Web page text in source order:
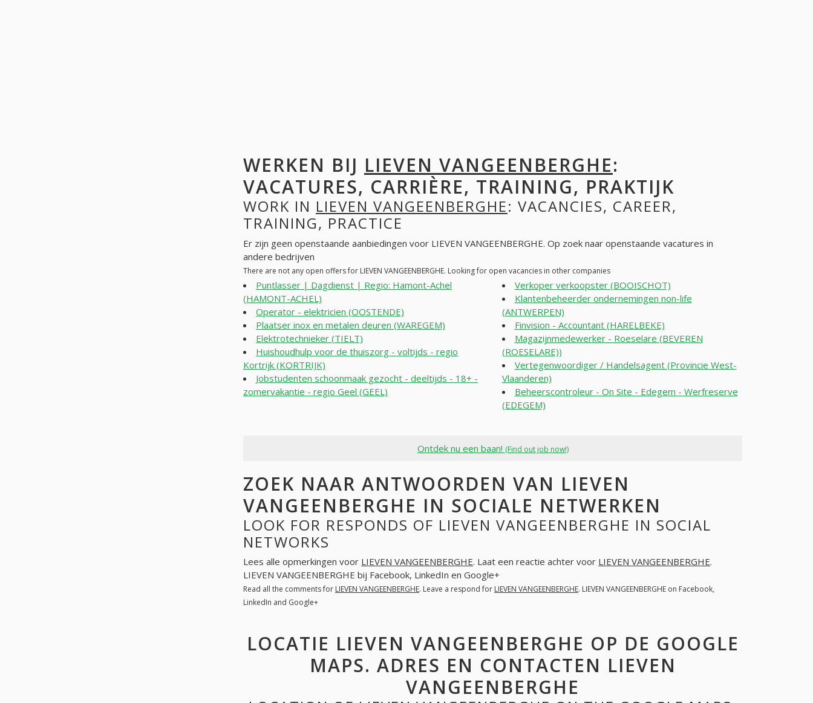
WERKEN BIJ LIEVEN VANGEENBERGHE:
VACATURES, CARRIÈRE, TRAINING, PRAKTIJK
WORK IN LIEVEN VANGEENBERGHE: VACANCIES, CAREER,
TRAINING, PRACTICE
Er zijn geen openstaande aanbiedingen voor LIEVEN VANGEENBERGHE. Op zoek naar openstaande vacatures in
andere bedrijven
There are not any open offers for LIEVEN VANGEENBERGHE. Looking for open vacancies in other companies
Puntlasser | Dagdienst | Regio: Hamont-Achel
(HAMONT-ACHEL)
Operator - elektricien (OOSTENDE)
Plaatser inox en metalen deuren (WAREGEM)
Elektrotechnieker (TIELT)
Huishoudhulp voor de thuiszorg - voltijds - regio
Kortrijk (KORTRIJK)
Jobstudenten schoonmaak gezocht - deeltijds - 18+ -
zomervakantie - regio Geel (GEEL)
Verkoper verkoopster (BOOISCHOT)
Klantenbeheerder ondernemingen non-life
(ANTWERPEN)
Finvision - Accountant (HARELBEKE)
Magazijnmedewerker - Roeselare (BEVEREN
(ROESELARE))
Vertegenwoordiger / Handelsagent (Provincie West-
Vlaanderen)
Beheerscontroleur - On Site - Edegem - Werfreserve
(EDEGEM)
Ontdek nu een baan! (Find out job now!)
ZOEK NAAR ANTWOORDEN VAN LIEVEN
VANGEENBERGHE IN SOCIALE NETWERKEN
LOOK FOR RESPONDS OF LIEVEN VANGEENBERGHE IN SOCIAL
NETWORKS
Lees alle opmerkingen voor LIEVEN VANGEENBERGHE. Laat een reactie achter voor LIEVEN VANGEENBERGHE.
LIEVEN VANGEENBERGHE bij Facebook, LinkedIn en Google+
Read all the comments for LIEVEN VANGEENBERGHE. Leave a respond for LIEVEN VANGEENBERGHE. LIEVEN VANGEENBERGHE on Facebook,
LinkedIn and Google+
LOCATIE LIEVEN VANGEENBERGHE OP DE GOOGLE
MAPS. ADRES EN CONTACTEN LIEVEN
VANGEENBERGHE